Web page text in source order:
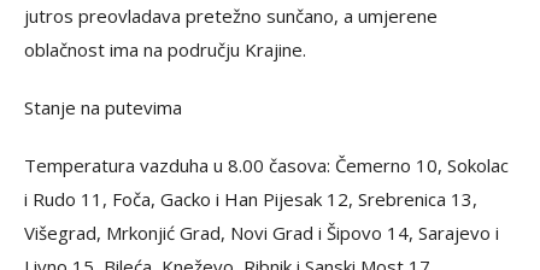
jutros preovladava pretežno sunčano, a umjerene
oblačnost ima na području Krajine.
Stanje na putevima
Temperatura vazduha u 8.00 časova: Čemerno 10, Sokolac
i Rudo 11, Foča, Gacko i Han Pijesak 12, Srebrenica 13,
Višegrad, Mrkonjić Grad, Novi Grad i Šipovo 14, Sarajevo i